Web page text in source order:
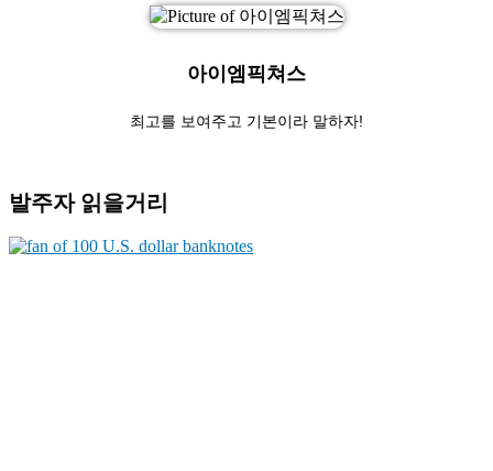
아이엠픽쳐스
최고를 보여주고 기본이라 말하자!
발주자 읽을거리